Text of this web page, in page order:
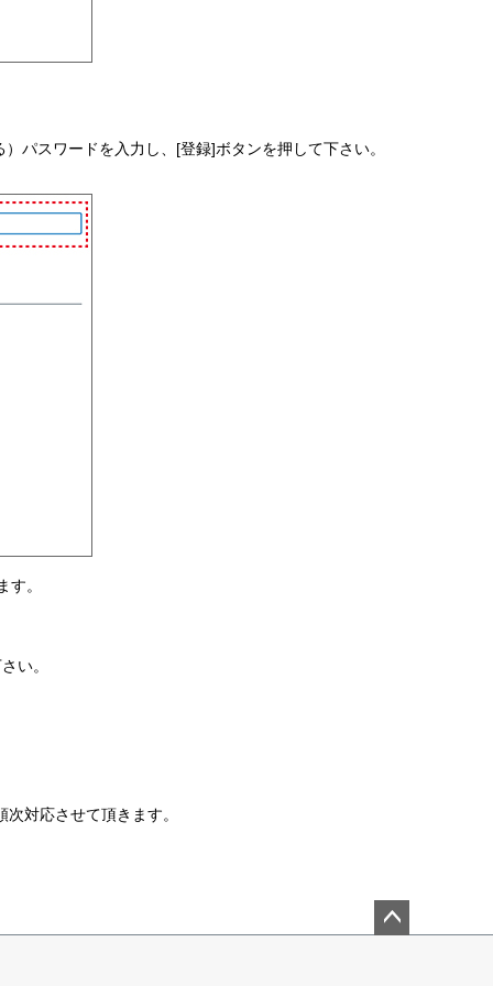
パスワードを入力し、[登録]ボタンを押して下さい。
。
い。
対応させて頂きます。